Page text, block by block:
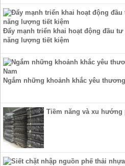
Đẩy mạnh triển khai hoạt động đầu
năng lượng tiết kiệm
Ngắm những khoảnh khắc yêu
Tiềm năng và xu hướng